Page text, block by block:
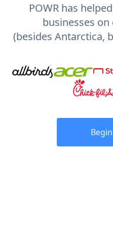
POWR has
businesses
(besides Antarctica,